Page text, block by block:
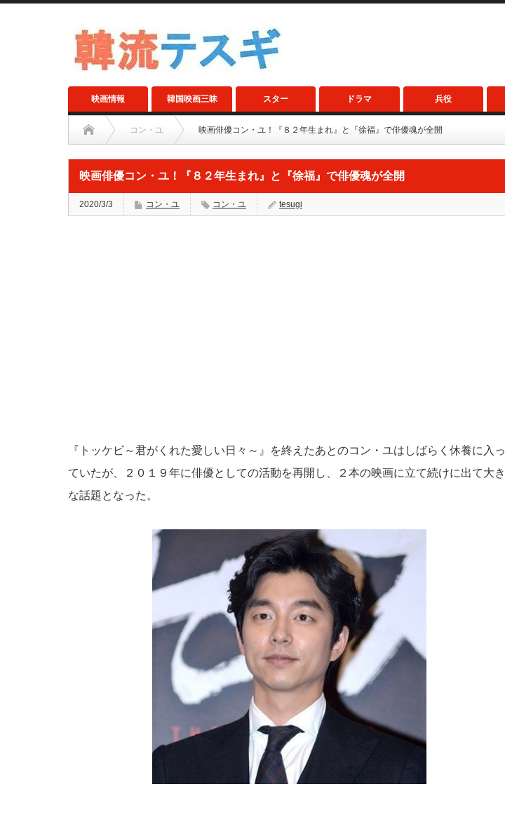
映画情報 韓国映画三昧 スター ドラマ 兵役
コン・ユ 映画俳優コン・ユ！『８２年生まれ』と『徐福』で俳優魂が全開
映画俳優コン・ユ！『８２年生まれ』と『徐福』で俳優魂が全開
2020/3/3 コン・ユ コン・ユ tesugi
『トッケビ～君がくれた愛しい日々～』を終えたあとのコン・ユはしばらく休養に入っ
ていたが、２０１９年に俳優としての活動を再開し、２本の映画に立て続けに出て大き
な話題となった。